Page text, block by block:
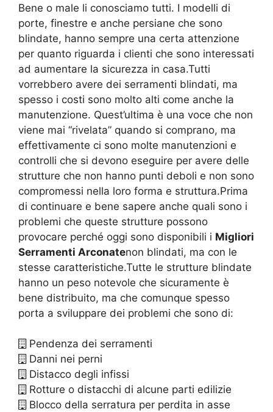
Bene o male li conosciamo tutti. I modelli di
porte, finestre e anche persiane che sono
blindate, hanno sempre una certa attenzione
per quanto riguarda i clienti che sono interessati
ad aumentare la sicurezza in casa.Tutti
vorrebbero avere dei serramenti blindati, ma
spesso i costi sono molto alti come anche la
manutenzione. Quest’ultima è una voce che non
viene mai “rivelata” quando si comprano, ma
effettivamente ci sono molte manutenzioni e
controlli che si devono eseguire per avere delle
strutture che non hanno punti deboli e non sono
compromessi nella loro forma e struttura.Prima
di continuare e bene sapere anche quali sono i
problemi che queste strutture possono
provocare perché oggi sono disponibili i Migliori
Serramenti Arconatenon blindati, ma con le
stesse caratteristiche.Tutte le strutture blindate
hanno un peso notevole che sicuramente è
bene distribuito, ma che comunque spesso
porta a sviluppare dei problemi che sono di:
Pendenza dei serramenti
Danni nei perni
Distacco degli infissi
Rotture o distacchi di alcune parti edilizie
Blocco della serratura per perdita in asse